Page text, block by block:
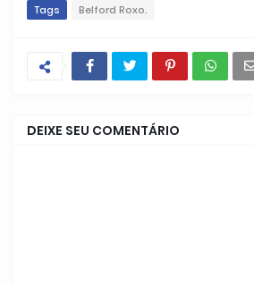
Tags Belford Roxo.
DEIXE SEU COMENTÁRIO